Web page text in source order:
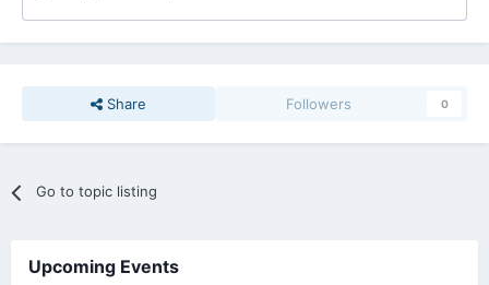
Share Followers 0
Go to topic listing
Upcoming Events